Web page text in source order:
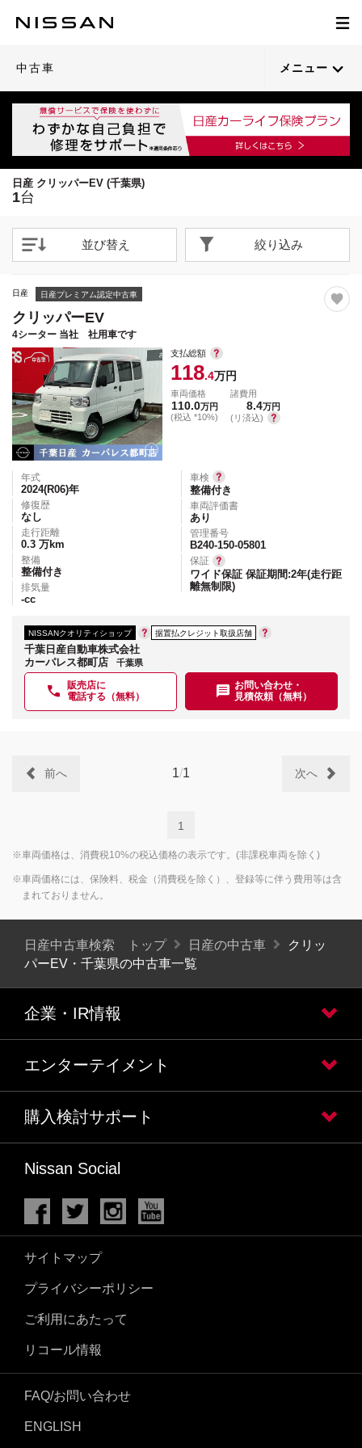
中古車 メニュー
日産 クリッパーEV (千葉県)
1台
並び替え 絞り込み
21
閉じる
日産 日産プレミアム認定中古車
クリッパーEV
4シーター 当社 社用車です
支払総額
118.4万円
車両価格
110.0万円
(税込 *10%)
諸費用
8.4万円
(リ済込)
年式
2024(R06)年
修復歴
なし
走行距離
0.3 万km
整備
整備付き
排気量
-cc
車検
整備付き
車両評価書
あり
管理番号
B240-150-05801
保証
ワイド保証 保証期間:2年(走行距
離無制限)
NISSANクオリティショップ 据置払クレジット取扱店舗
千葉日産自動車株式会社
カーパレス都町店
千葉県
販売店に
電話する（無料）
お問い合わせ・
見積依頼（無料）
1/1
前へ 次へ
1
※車両価格は、消費税10%の税込価格の表示です。(非課税車両を除く)
※車両価格には、保険料、税金（消費税を除く）、登録等に伴う費用等は含
まれておりません。
日産中古車検索 トップ 日産の中古車
クリッ
パーEV・千葉県の中古車一覧
企業・IR情報
エンターテイメント
購入検討サポート
Nissan Social
サイトマップ
プライバシーポリシー
ご利用にあたって
リコール情報
FAQ/お問い合わせ
ENGLISH